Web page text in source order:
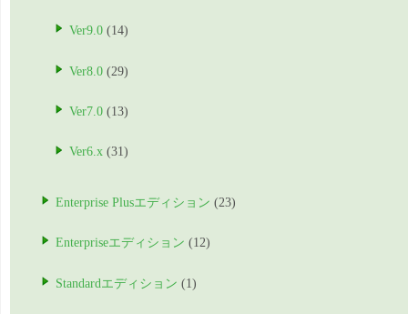
Ver9.0 (14)
Ver8.0 (29)
Ver7.0 (13)
Ver6.x (31)
Enterprise Plusエディション (23)
Enterpriseエディション (12)
Standardエディション (1)